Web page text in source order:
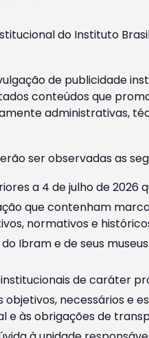
do Instituto
de publicidade
conteúdos que
administrativas,
ser observadas as
a 4 de julho de
que contenham
normativos e
Ibram e de seus
de caráter
necessários
e às obrigações de